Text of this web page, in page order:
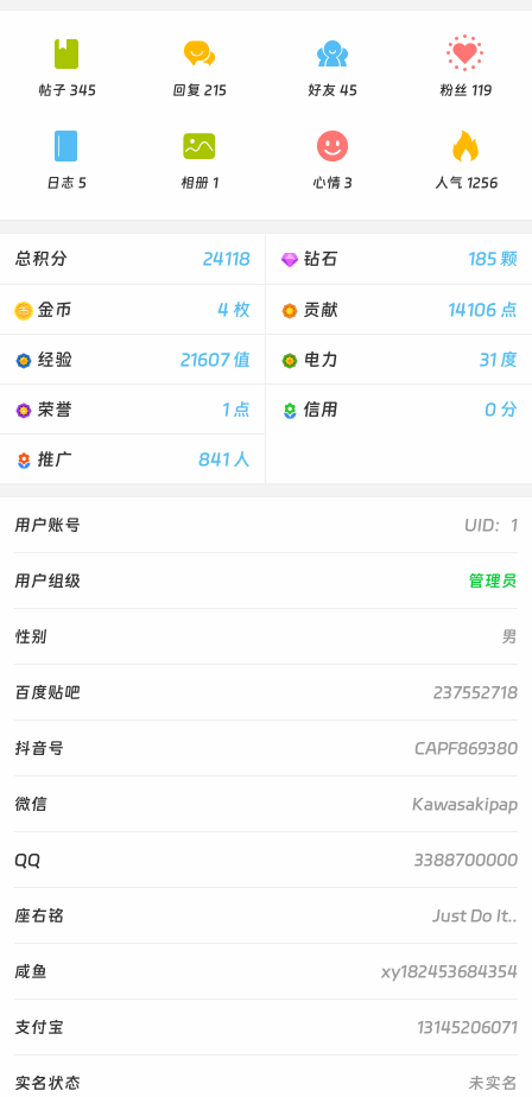

帖子 345

回复 215

好友 45

粉丝 119

日志 5

相册 1

心情 3

人气 1256
24118
总积分 185 颗
钻石
4 枚
金币 14106 点
贡献
21607 值
经验 31 度
电力
1 点
荣誉 0 分
信用
841 人
推广
UID：1
用户账号
管理员
用户组级
男
性别
237552718
百度贴吧
CAPF869380
抖音号
Kawasakipap
微信
3388700000
QQ
Just Do It..
座右铭
xy182453684354
咸鱼
13145206071
支付宝
未实名
实名状态